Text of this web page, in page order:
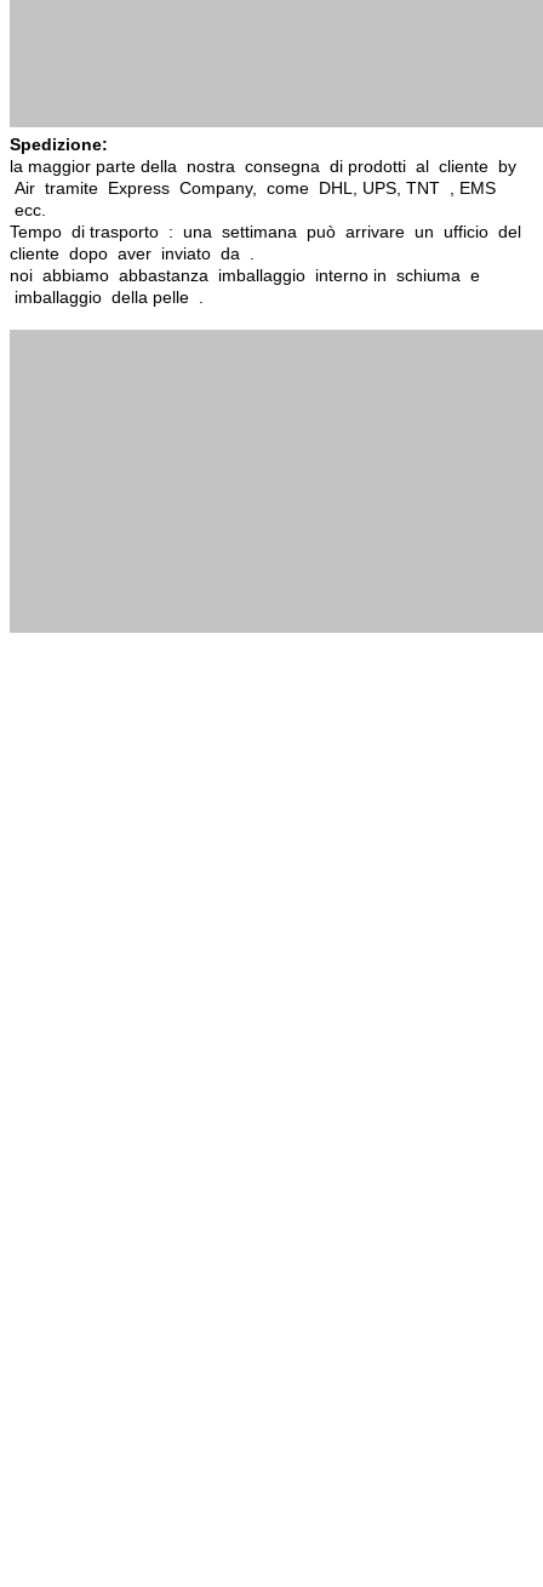
Spedizione:
la maggior parte della nostra consegna di prodotti al cliente by
Air tramite Express Company, come DHL, UPS, TNT , EMS
ecc.
Tempo di trasporto : una settimana può arrivare un ufficio del
cliente dopo aver inviato da .
noi abbiamo abbastanza imballaggio interno in schiuma e
imballaggio della pelle .